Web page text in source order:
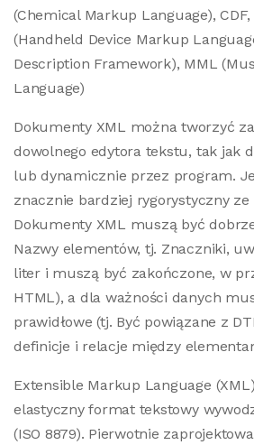
(Chemical Markup Language), CDF,
(Handheld Device Markup
Description Framework), MML
Language)
Dokumenty XML można tworzyć
dowolnego edytora tekstu, tak jak
lub dynamicznie przez program.
znacznie bardziej rygorystyczny ze
Dokumenty XML muszą być
Nazwy elementów, tj. Znaczniki,
liter i muszą być zakończone, w
HTML), a dla ważności danych
prawidłowe (tj. Być powiązane z
definicje i relacje między
Extensible Markup Language
elastyczny format tekstowy
(ISO 8879). Pierwotnie